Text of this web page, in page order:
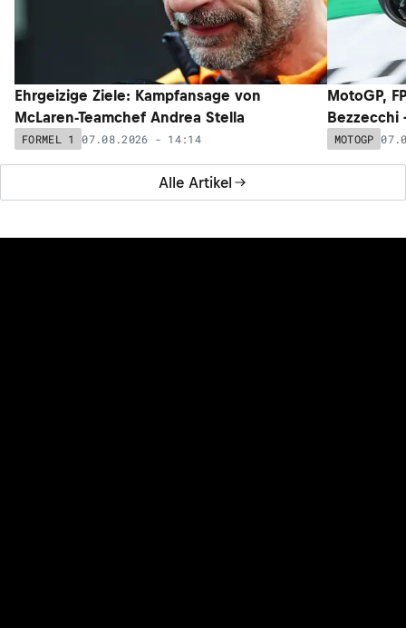
Alle Artikel
Ehrgeizige Ziele: Kampfansage von
McLaren-Teamchef Andrea Stella
FORMEL 1 07.08.2026 - 14:14
MotoGP,
Bezzecchi
MOTOGP